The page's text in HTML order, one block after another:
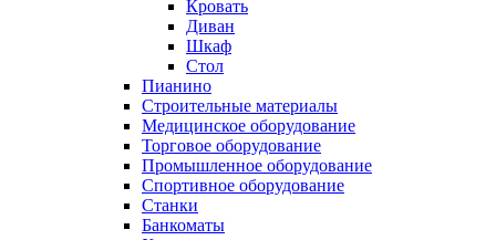
Кровать
Диван
Шкаф
Стол
Пианино
Строительные материалы
Медицинское оборудование
Торговое оборудование
Промышленное оборудование
Спортивное оборудование
Станки
Банкоматы